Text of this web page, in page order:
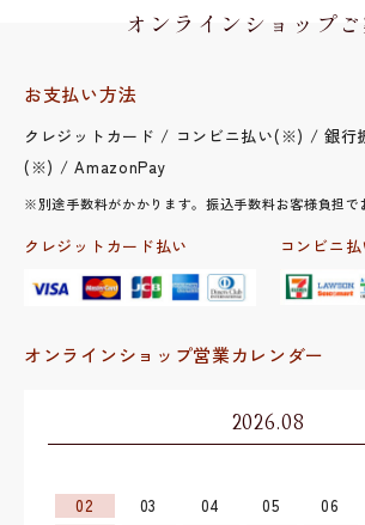
オンラインショップ
お支払い方法
クレジットカード / コンビニ払い(※) / 銀
(※) / AmazonPay
※別途手数料がかかります。振込手数料お客様負担で
クレジットカード払い コンビニ払
オンラインショップ営業カレンダー
2026.08
02
03 04 05 06